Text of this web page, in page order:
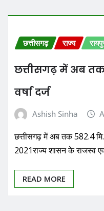
छत्तीसगढ़ राज्य
छत्तीसगढ़ में अब
वर्षा दर्ज
Ashish Sinha
छत्तीसगढ़ में अब तक 582.4
2021राज्य शासन के राजस्व
READ MORE